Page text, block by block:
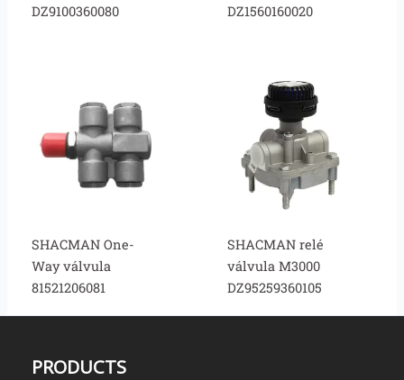
DZ9100360080
DZ1560160020
SHACMAN One-
Way válvula
81521206081
SHACMAN relé
válvula M3000
DZ95259360105
PRODUCTS